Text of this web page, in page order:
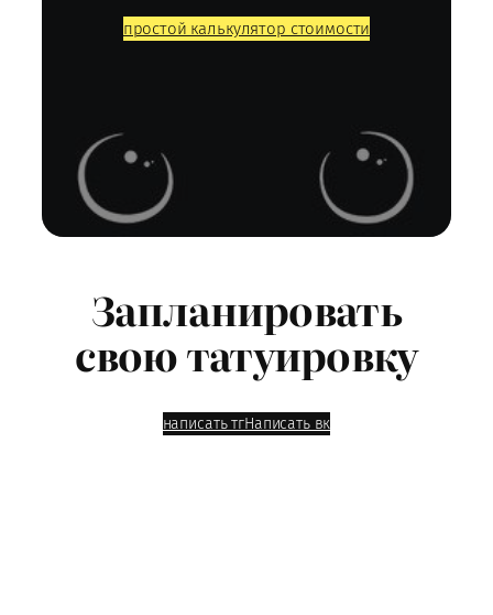
простой калькулятор стоимости
Запланировать
свою татуировку
написать тгНаписать вк